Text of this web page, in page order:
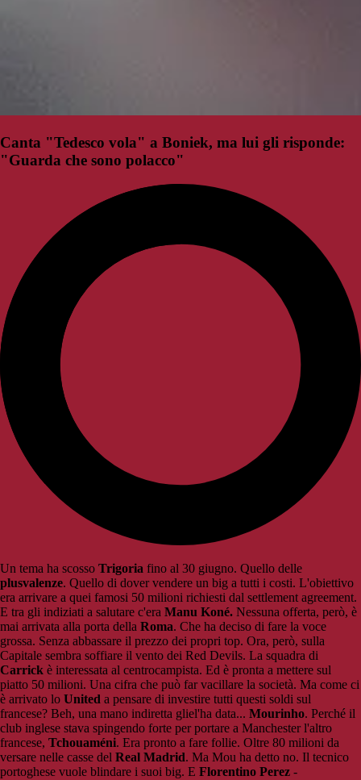
Canta "Tedesco vola" a Boniek, ma lui gli risponde:
"Guarda che sono polacco"
Un tema ha scosso Trigoria fino al 30 giugno. Quello delle
plusvalenze. Quello di dover vendere un big a tutti i costi. L'obiettivo
era arrivare a quei famosi 50 milioni richiesti dal settlement agreement.
E tra gli indiziati a salutare c'era Manu Koné. Nessuna offerta, però, è
mai arrivata alla porta della Roma. Che ha deciso di fare la voce
grossa. Senza abbassare il prezzo dei propri top. Ora, però, sulla
Capitale sembra soffiare il vento dei Red Devils. La squadra di
Carrick è interessata al centrocampista. Ed è pronta a mettere sul
piatto 50 milioni. Una cifra che può far vacillare la società. Ma come ci
è arrivato lo United a pensare di investire tutti questi soldi sul
francese? Beh, una mano indiretta gliel'ha data... Mourinho. Perché il
club inglese stava spingendo forte per portare a Manchester l'altro
francese, Tchouaméni. Era pronto a fare follie. Oltre 80 milioni da
versare nelle casse del Real Madrid. Ma Mou ha detto no. Il tecnico
portoghese vuole blindare i suoi big. E Florentino Perez -